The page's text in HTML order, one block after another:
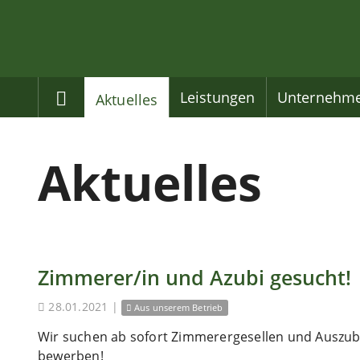
Home
Aktuelles Leistungen
Aktuelles
Zimmerer/in und Azubi gesucht!
28.01.2021 | Aus unserem Betrieb
Wir suchen ab sofort Zimmerergesellen und
bewerben!